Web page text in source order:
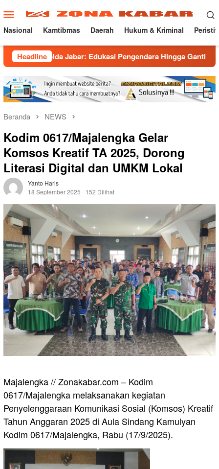
ke
konten
Menu
Mobile
Nasional Kamtibmas Daerah Hukum & Kriminal
Headline
Jabar: Edukasi Pengendara Hingga Ganti Knalpot
Beranda NEWS
Kodim 0617/Majalengka Gelar
Komsos Kreatif TA 2025, Dorong
Literasi Digital dan UMKM Lokal
Yanto Haris
18 September 2025
152 Dilihat
Majalengka // Zonakabar.com – Kodim
0617/Majalengka melaksanakan kegiatan
Penyelenggaraan Komunikasi Sosial (Komsos) Kreatif
Tahun Anggaran 2025 di Aula Sindang Kamulyan
Kodim 0617/Majalengka, Rabu (17/9/2025).